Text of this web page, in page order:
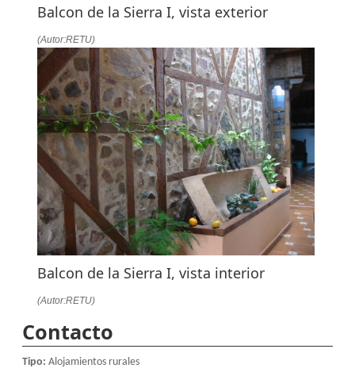
Balcon de la Sierra I, vista exterior
(Autor:RETU)
Balcon de la Sierra I, vista interior
(Autor:RETU)
Contacto
Tipo:Alojamientos rurales